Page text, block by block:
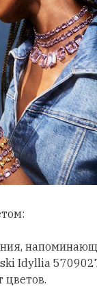
Idyllia
цветов.